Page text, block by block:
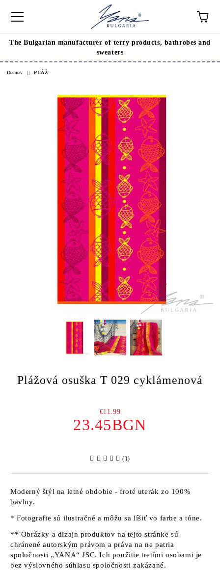
The Bulgarian manufacturer of terry products, bathrobes and
sweaters
Domov PLÁŽ
Plážová osuška T 029 cyklámenová
€11.99
23.45BGN
(1)
Moderný štýl na letné obdobie - froté uterák zo 100%
bavlny.
* Fotografie sú ilustračné a môžu sa líšiť vo farbe a tóne.
** Obrázky a dizajn produktov na tejto stránke sú
chránené autorským právom a práva na ne patria
spoločnosti „YANA“ JSC. Ich použitie tretími osobami je
bez výslovného súhlasu spoločnosti zakázané.